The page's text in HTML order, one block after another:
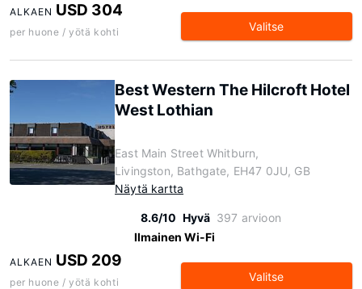
ALKAEN USD 304
per huone / yötä kohti Valitse
Best Western The Hilcroft Hotel
West Lothian
East Main Street Whitburn,
Livingston, Bathgate, EH47 0JU, GB
Näytä kartta
8.6/10 Hyvä 397 arvioon
Ilmainen Wi-Fi
ALKAEN USD 209
per huone / yötä kohti Valitse